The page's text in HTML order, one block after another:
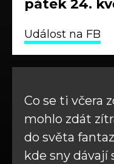
pátek 24.
Událost na FB
Co se ti včera
mohlo zdát
do světa
kde sny dávají